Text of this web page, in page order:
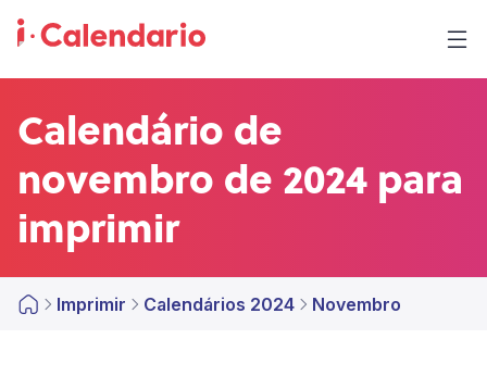
Calendário de
novembro de 2024 para
imprimir
Imprimir Calendários 2024 Novembro